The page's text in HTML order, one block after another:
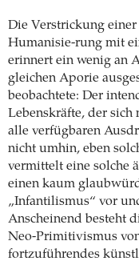
Die Verstrickung
Humanisie-rung mit
erinnert ein wenig an
gleichen Aporie
beobachtete: Der
Lebenskräfte, der
alle verfügbaren
nicht umhin, eben
vermittelt eine solche
einen kaum
„Infantilismus“ vor
Anscheinend besteht
Neo-Primitivismus
fortzuführendes